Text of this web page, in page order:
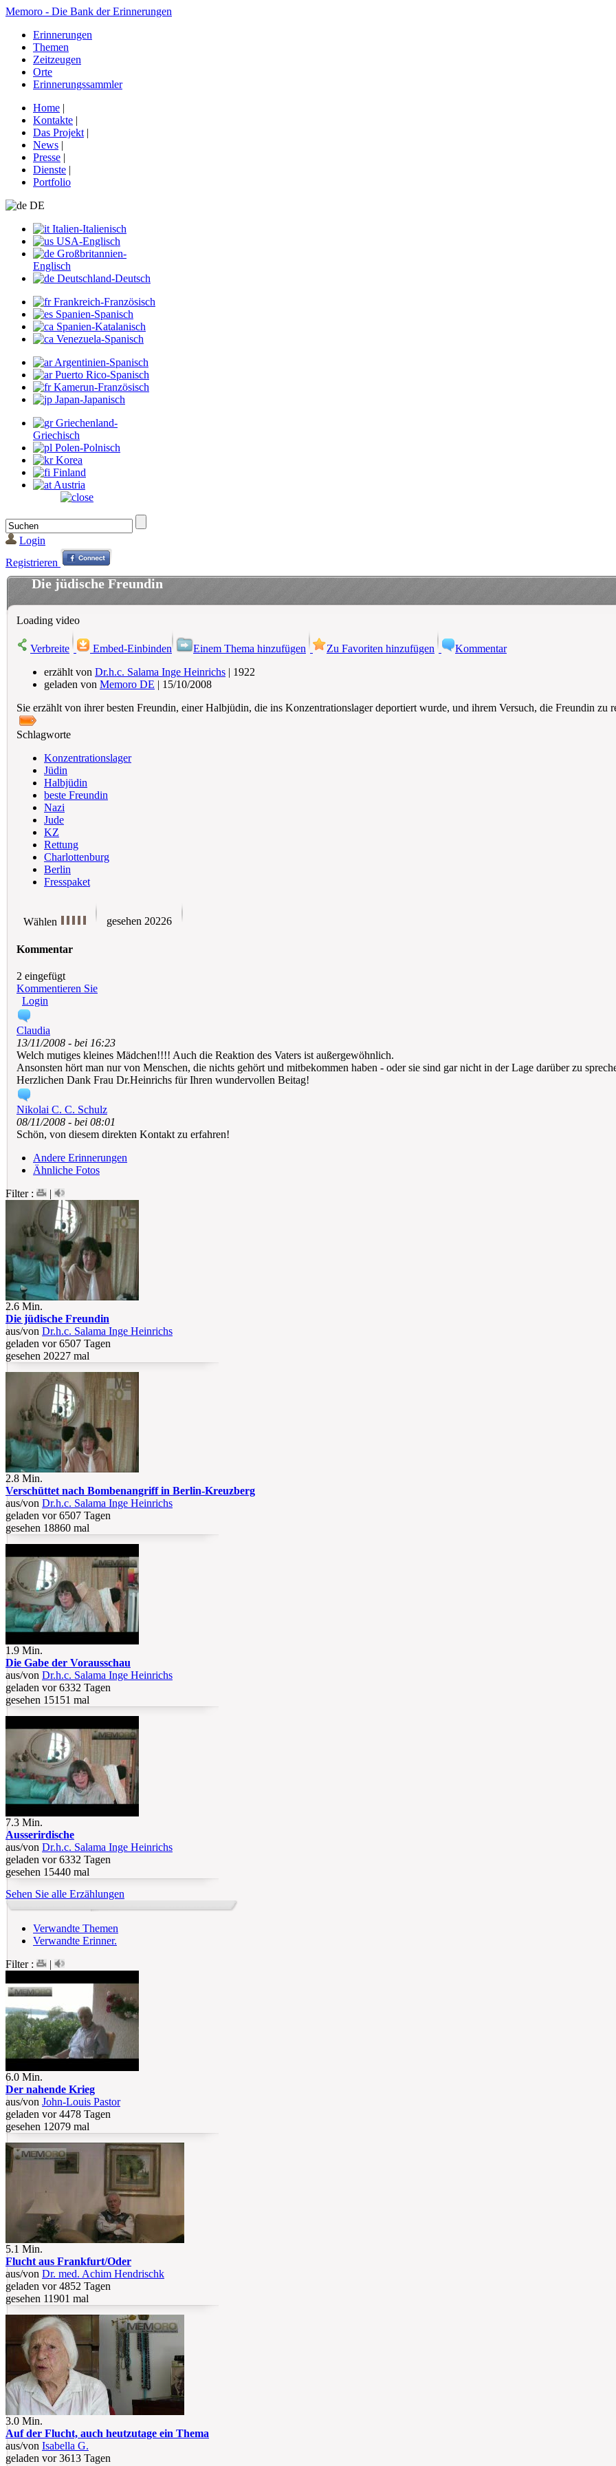
Memoro - Die Bank der Erinnerungen
Erinnerungen
Themen
Zeitzeugen
Orte
Erinnerungssammler
Home |
Kontakte |
Das Projekt |
News |
Presse |
Dienste |
Portfolio
DE
Italien-Italienisch
USA-Englisch
Großbritannien-
Englisch
Deutschland-Deutsch
Frankreich-Französisch
Spanien-Spanisch
Spanien-Katalanisch
Venezuela-Spanisch
Argentinien-Spanisch
Puerto Rico-Spanisch
Kamerun-Französisch
Japan-Japanisch
Griechenland-
Griechisch
Polen-Polnisch
Korea
Finland
Austria
Login
Registrieren
Die jüdische Freundin
Loading video
Verbreite Embed-Einbinden Einem Thema hinzufügen Zu Favoriten hinzufügen
Kommentar
erzählt von Dr.h.c. Salama Inge Heinrichs | 1922
geladen von Memoro DE | 15/10/2008
Sie erzählt von ihrer besten Freundin, einer Halbjüdin, die ins Konzentrationslager deportiert wurde, und ihrem Versuch, die Freundin zu
Schlagworte
Konzentrationslager
Jüdin
Halbjüdin
beste Freundin
Nazi
Jude
KZ
Rettung
Charlottenburg
Berlin
Fresspaket
Wählen gesehen 20226
Kommentar
2 eingefügt
Kommentieren Sie
Login
Claudia
13/11/2008 - bei 16:23
Welch mutiges kleines Mädchen!!!! Auch die Reaktion des Vaters ist außergewöhnlich.
Ansonsten hört man nur von Menschen, die nichts gehört und mitbekommen haben - oder sie sind gar nicht in der Lage darüber zu
Herzlichen Dank Frau Dr.Heinrichs für Ihren wundervollen Beitag!
Nikolai C. C. Schulz
08/11/2008 - bei 08:01
Schön, von diesem direkten Kontakt zu erfahren!
Andere Erinnerungen
Ähnliche Fotos
Filter :
|
2.6 Min.
Die jüdische Freundin
aus/von Dr.h.c. Salama Inge Heinrichs
geladen vor 6507 Tagen
gesehen 20227 mal
2.8 Min.
Verschüttet nach Bombenangriff in Berlin-Kreuzberg
aus/von Dr.h.c. Salama Inge Heinrichs
geladen vor 6507 Tagen
gesehen 18860 mal
1.9 Min.
Die Gabe der Vorausschau
aus/von Dr.h.c. Salama Inge Heinrichs
geladen vor 6332 Tagen
gesehen 15151 mal
7.3 Min.
Ausserirdische
aus/von Dr.h.c. Salama Inge Heinrichs
geladen vor 6332 Tagen
gesehen 15440 mal
Sehen Sie alle Erzählungen
Verwandte Themen
Verwandte Erinner.
Filter :
|
6.0 Min.
Der nahende Krieg
aus/von John-Louis Pastor
geladen vor 4478 Tagen
gesehen 12079 mal
5.1 Min.
Flucht aus Frankfurt/Oder
aus/von Dr. med. Achim Hendrischk
geladen vor 4852 Tagen
gesehen 11901 mal
3.0 Min.
Auf der Flucht, auch heutzutage ein Thema
aus/von Isabella G.
geladen vor 3613 Tagen